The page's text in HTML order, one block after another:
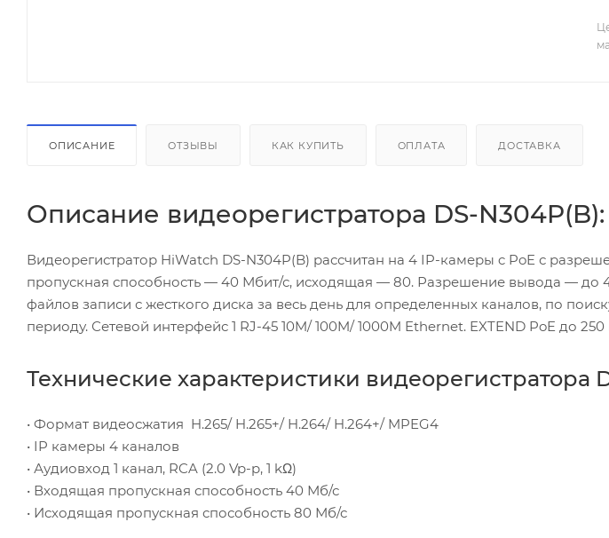
ОПИСАНИЕ ОТЗЫВЫ КАК КУПИТЬ ОПЛАТА ДОСТАВКА
Описание видеорегистратора DS-N304P(B):
Видеорегистратор HiWatch DS-N304P(B) рассчитан на 4 IP-камеры c PoE с
пропускная способность — 40 Мбит/с, исходящая — 80. Разрешение вывода — до
файлов записи с жесткого диска за весь день для определенных каналов, по
периоду. Сетевой интерфейс 1 RJ-45 10M/ 100M/ 1000M Ethernet. EXTEND PoE до
Технические характеристики видеорегистратора
• Формат видеосжатия H.265/ H.265+/ H.264/ H.264+/ MPEG4
• IP камеры 4 каналов
• Аудиовход 1 канал, RCA (2.0 Vp-p, 1 kΩ)
• Входящая пропускная способность 40 Мб/с
• Исходящая пропускная способность 80 Мб/с